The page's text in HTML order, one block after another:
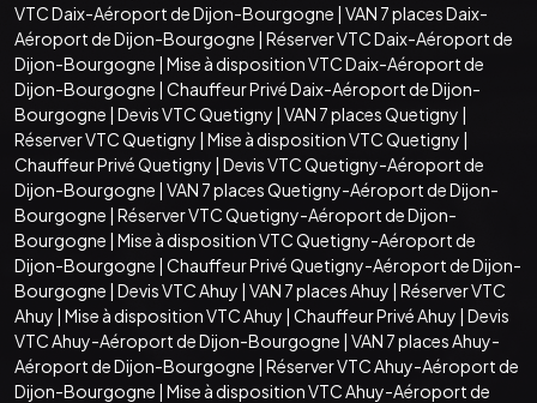
VTC Daix-Aéroport de Dijon-Bourgogne | VAN 7 places Daix-
Aéroport de Dijon-Bourgogne | Réserver VTC Daix-Aéroport de
Dijon-Bourgogne | Mise à disposition VTC Daix-Aéroport de
Dijon-Bourgogne | Chauffeur Privé Daix-Aéroport de Dijon-
Bourgogne | Devis VTC Quetigny | VAN 7 places Quetigny |
Réserver VTC Quetigny | Mise à disposition VTC Quetigny |
Chauffeur Privé Quetigny | Devis VTC Quetigny-Aéroport de
Dijon-Bourgogne | VAN 7 places Quetigny-Aéroport de Dijon-
Bourgogne | Réserver VTC Quetigny-Aéroport de Dijon-
Bourgogne | Mise à disposition VTC Quetigny-Aéroport de
Dijon-Bourgogne | Chauffeur Privé Quetigny-Aéroport de Dijon-
Bourgogne | Devis VTC Ahuy | VAN 7 places Ahuy | Réserver VTC
Ahuy | Mise à disposition VTC Ahuy | Chauffeur Privé Ahuy | Devis
VTC Ahuy-Aéroport de Dijon-Bourgogne | VAN 7 places Ahuy-
Aéroport de Dijon-Bourgogne | Réserver VTC Ahuy-Aéroport de
Dijon-Bourgogne | Mise à disposition VTC Ahuy-Aéroport de